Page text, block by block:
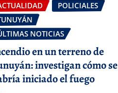
POLICIALES
NOTICIAS
en un terreno de
investigan cómo se
iniciado el fuego